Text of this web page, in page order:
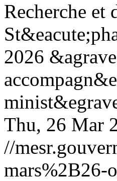
Recherche et
2026
Thu, 26 Mar
//